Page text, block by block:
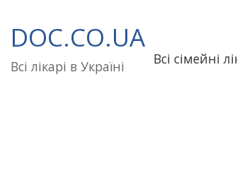
до
вмісту
DOC.CO.UA
Всі лікарі в Україні Всі сімейні